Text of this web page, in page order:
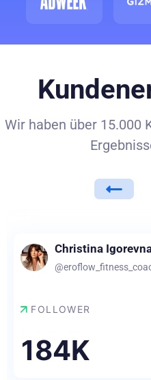
Wir haben über 15.000
Christina
FOLLOWER
184K